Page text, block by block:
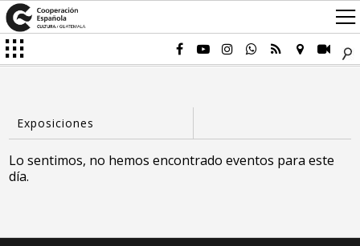
Lo sentimos, no hemos encontrado eventos para este
día.